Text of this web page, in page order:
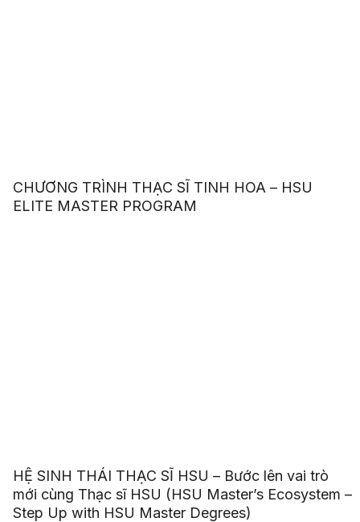
CHƯƠNG TRÌNH THẠC SĨ TINH HOA – HSU
ELITE MASTER PROGRAM
HỆ SINH THÁI THẠC SĨ HSU – Bước lên vai trò
mới cùng Thạc sĩ HSU (HSU Master’s Ecosystem –
Step Up with HSU Master Degrees)